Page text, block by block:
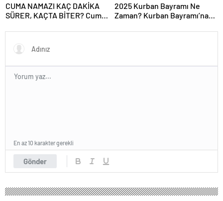
CUMA NAMAZI KAÇ DAKİKA
SÜRER, KAÇTA BİTER? Cuma
Namazı Süresi Diyanet!
2025 Kurban Bayramı Ne
Zaman? Kurban Bayramı’na
Kaç Gün? 2025 Dini Günler
Gönder
En az 10 karakter gerekli